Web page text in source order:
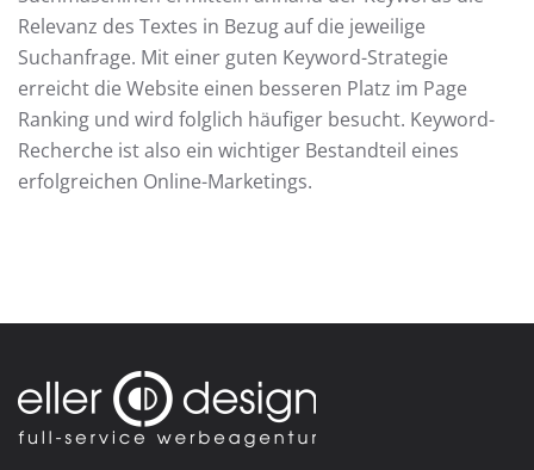
Relevanz des Textes in Bezug auf die jeweilige
Suchanfrage. Mit einer guten Keyword-Strategie
erreicht die Website einen besseren Platz im Page
Ranking und wird folglich häufiger besucht. Keyword-
Recherche ist also ein wichtiger Bestandteil eines
erfolgreichen Online-Marketings.